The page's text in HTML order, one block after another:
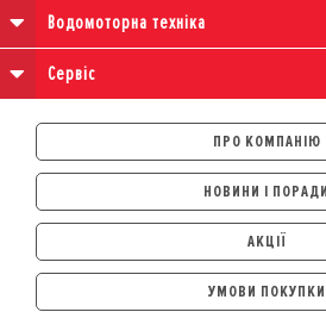
Водомоторна техніка
Сервіс
ПРО КОМПАНІЮ
НОВИНИ І ПОРАДИ
АКЦІЇ
УМОВИ ПОКУПКИ